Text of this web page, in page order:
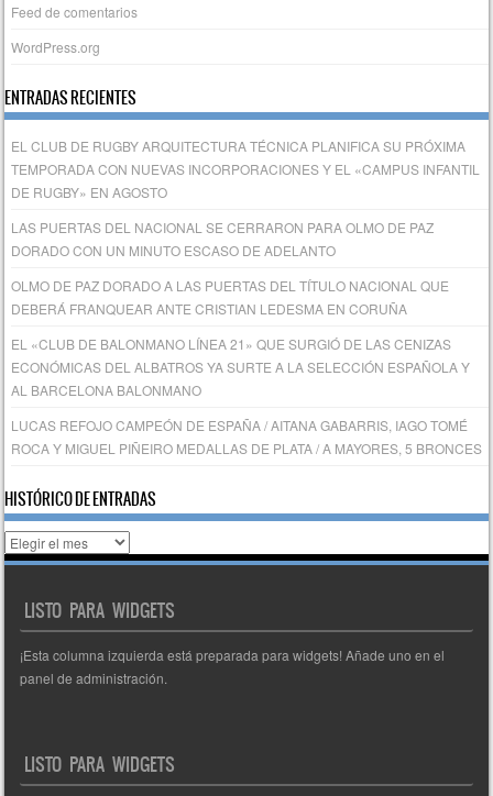
Feed de comentarios
WordPress.org
ENTRADAS RECIENTES
EL CLUB DE RUGBY ARQUITECTURA TÉCNICA PLANIFICA SU PRÓXIMA
TEMPORADA CON NUEVAS INCORPORACIONES Y EL «CAMPUS INFANTIL
DE RUGBY» EN AGOSTO
LAS PUERTAS DEL NACIONAL SE CERRARON PARA OLMO DE PAZ
DORADO CON UN MINUTO ESCASO DE ADELANTO
OLMO DE PAZ DORADO A LAS PUERTAS DEL TÍTULO NACIONAL QUE
DEBERÁ FRANQUEAR ANTE CRISTIAN LEDESMA EN CORUÑA
EL «CLUB DE BALONMANO LÍNEA 21» QUE SURGIÓ DE LAS CENIZAS
ECONÓMICAS DEL ALBATROS YA SURTE A LA SELECCIÓN ESPAÑOLA Y
AL BARCELONA BALONMANO
LUCAS REFOJO CAMPEÓN DE ESPAÑA / AITANA GABARRIS, IAGO TOMÉ
ROCA Y MIGUEL PIÑEIRO MEDALLAS DE PLATA / A MAYORES, 5 BRONCES
HISTÓRICO DE ENTRADAS
Histórico
de
LISTO PARA WIDGETS
¡Esta columna izquierda está preparada para widgets! Añade uno en el
panel de administración.
LISTO PARA WIDGETS